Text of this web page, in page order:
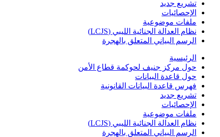
تشريع جديد
الإحصائيات
ملفات موضوعية
نظام العدالة الجنائية الليبي (LCJS)
الرسم البياني المتعلق بالهجرة
الرئيسية
حول مركز جنيف لحوكمة قطاع الأمن
حول قاعدة البيانات
فهرس قاعدة البيانات القانونية
تشريع جديد
الإحصائيات
ملفات موضوعية
نظام العدالة الجنائية الليبي (LCJS)
الرسم البياني المتعلق بالهجرة